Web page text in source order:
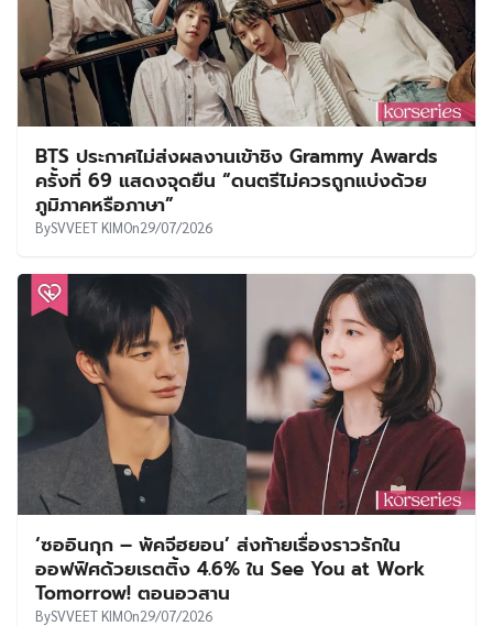
BTS ประกาศไม่ส่งผลงานเข้าชิง Grammy Awards
ครั้งที่ 69 แสดงจุดยืน “ดนตรีไม่ควรถูกแบ่งด้วย
ภูมิภาคหรือภาษา”
BySVVEET KIMOn29/07/2026
‘ซออินกุก – พัคจีฮยอน’ ส่งท้ายเรื่องราวรักใน
ออฟฟิศด้วยเรตติ้ง 4.6% ใน See You at Work
Tomorrow! ตอนอวสาน
BySVVEET KIMOn29/07/2026